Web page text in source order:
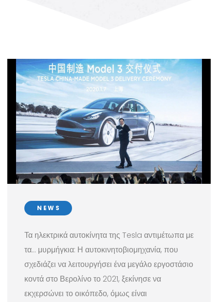
NEWS
Τα ηλεκτρικά αυτοκίνητα της Tesla αντιμέτωπα με
τα… μυρμήγκια: Η αυτοκινητοβιομηχανία, που
σχεδιάζει να λειτουργήσει ένα μεγάλο εργοστάσιο
κοντά στο Βερολίνο το 2021, ξεκίνησε να
εκχερσώνει το οικόπεδο, όμως είναι